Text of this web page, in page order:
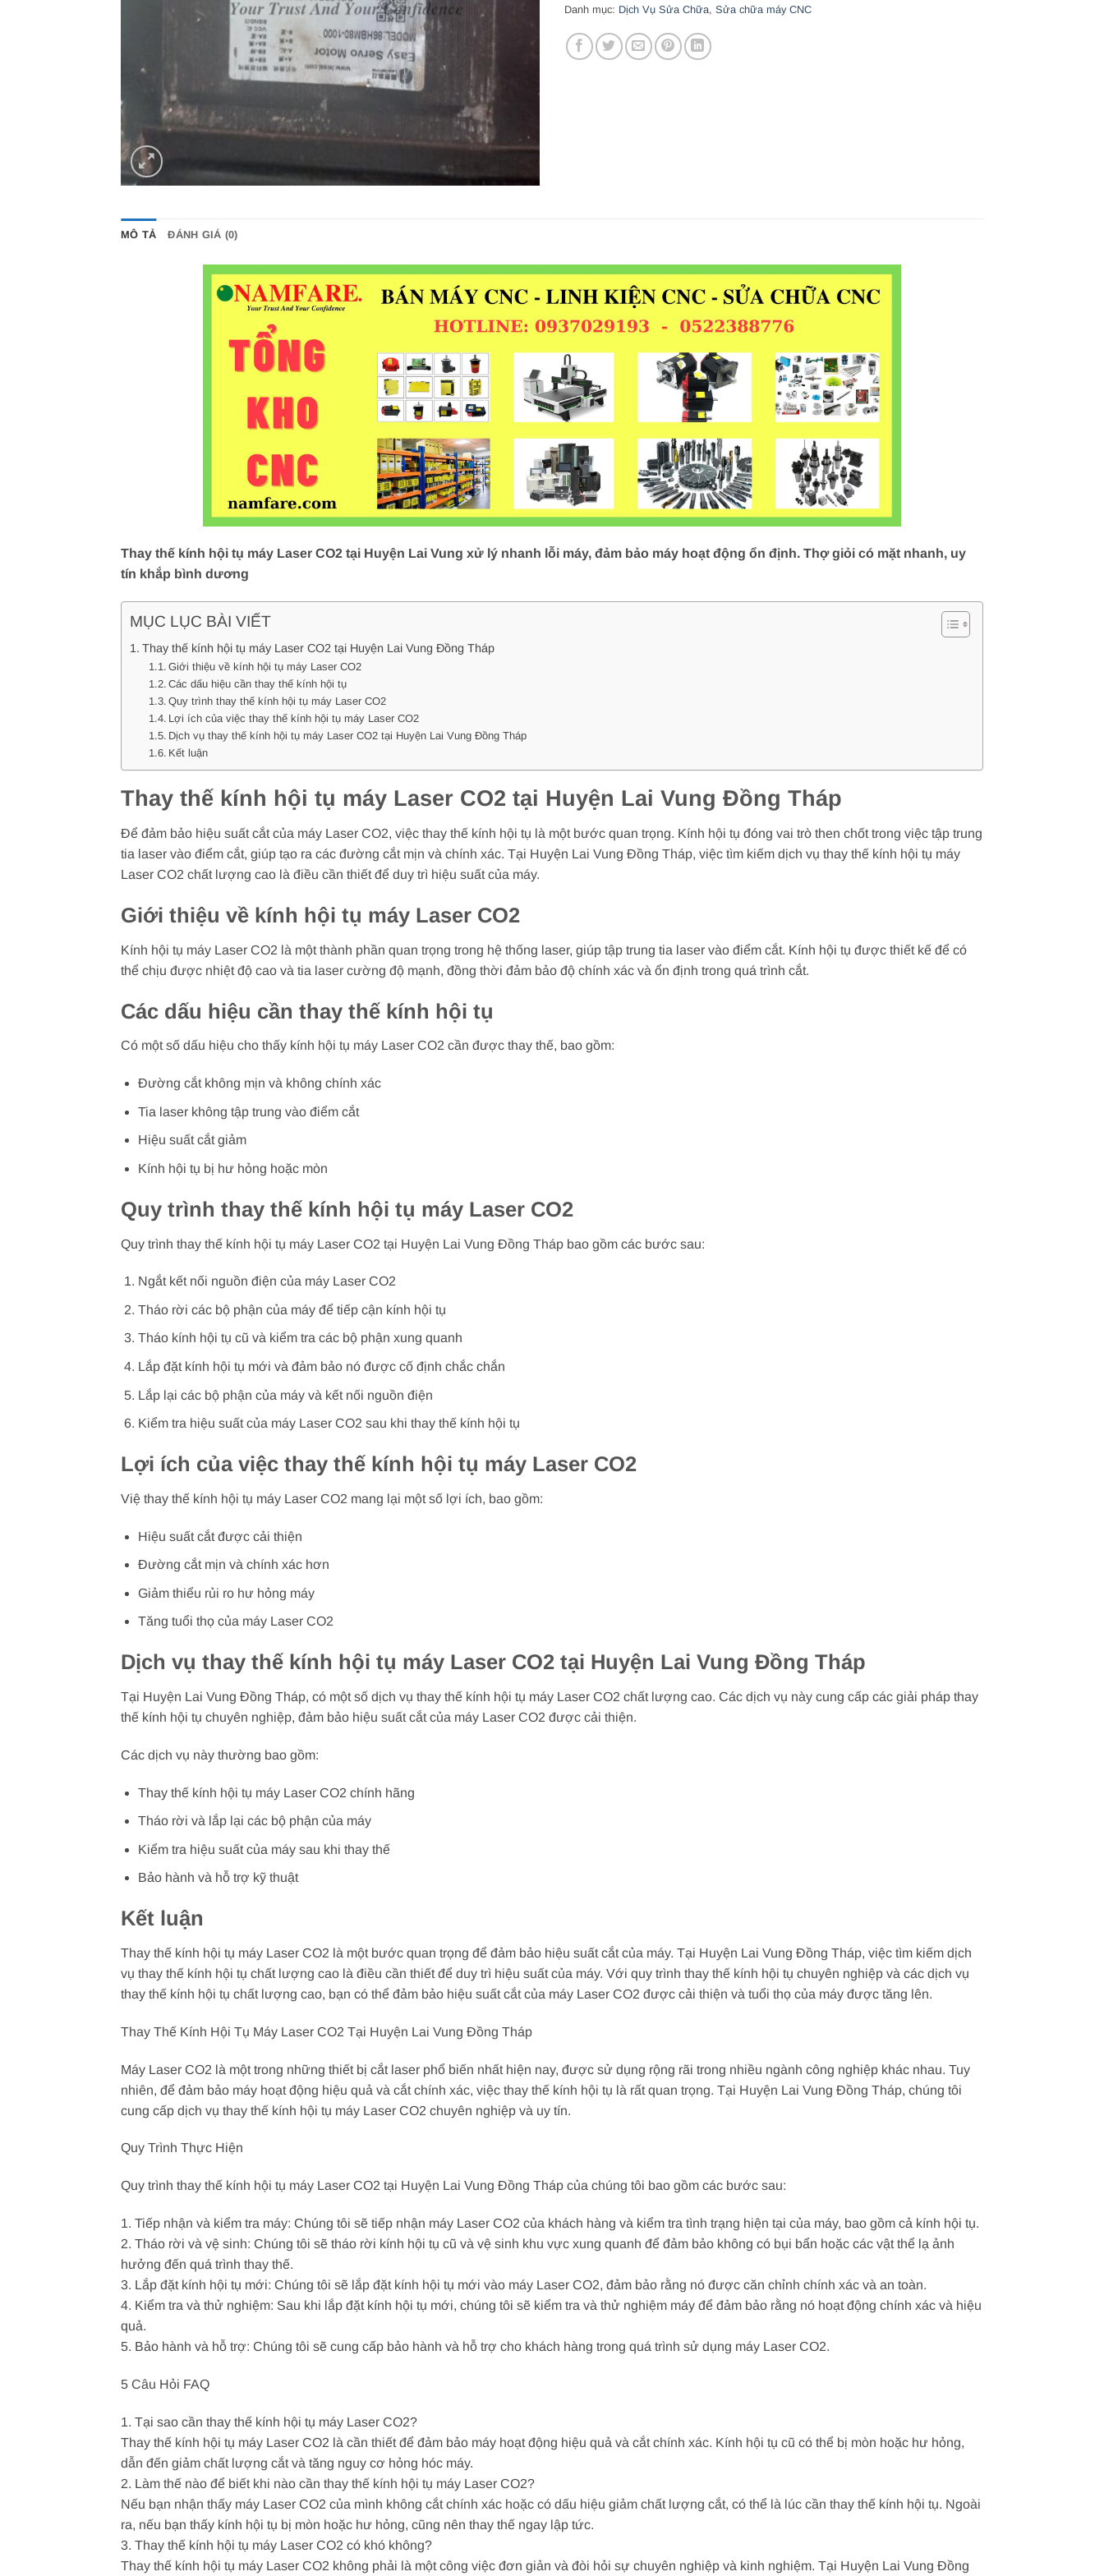
Danh mục: Dịch Vụ Sửa Chữa, Sửa chữa máy CNC
MÔ TẢ ĐÁNH GIÁ (0)
Thay thế kính hội tụ máy Laser CO2 tại Huyện Lai Vung xử lý nhanh lỗi máy, đảm bảo máy hoạt động ổn định. Thợ giỏi có mặt nhanh, uy
tín khắp bình dương
MỤC LỤC BÀI VIẾT
Thay thế kính hội tụ máy Laser CO2 tại Huyện Lai Vung Đồng Tháp
Giới thiệu về kính hội tụ máy Laser CO2
Các dấu hiệu cần thay thế kính hội tụ
Quy trình thay thế kính hội tụ máy Laser CO2
Lợi ích của việc thay thế kính hội tụ máy Laser CO2
Dịch vụ thay thế kính hội tụ máy Laser CO2 tại Huyện Lai Vung Đồng Tháp
Kết luận
Thay thế kính hội tụ máy Laser CO2 tại Huyện Lai Vung Đồng Tháp
Để đảm bảo hiệu suất cắt của máy Laser CO2, việc thay thế kính hội tụ là một bước quan trọng. Kính hội tụ đóng vai trò then chốt trong việc tập trung
tia laser vào điểm cắt, giúp tạo ra các đường cắt mịn và chính xác. Tại Huyện Lai Vung Đồng Tháp, việc tìm kiếm dịch vụ thay thế kính hội tụ máy
Laser CO2 chất lượng cao là điều cần thiết để duy trì hiệu suất của máy.
Giới thiệu về kính hội tụ máy Laser CO2
Kính hội tụ máy Laser CO2 là một thành phần quan trọng trong hệ thống laser, giúp tập trung tia laser vào điểm cắt. Kính hội tụ được thiết kế để có
thể chịu được nhiệt độ cao và tia laser cường độ mạnh, đồng thời đảm bảo độ chính xác và ổn định trong quá trình cắt.
Các dấu hiệu cần thay thế kính hội tụ
Có một số dấu hiệu cho thấy kính hội tụ máy Laser CO2 cần được thay thế, bao gồm:
Đường cắt không mịn và không chính xác
Tia laser không tập trung vào điểm cắt
Hiệu suất cắt giảm
Kính hội tụ bị hư hỏng hoặc mòn
Quy trình thay thế kính hội tụ máy Laser CO2
Quy trình thay thế kính hội tụ máy Laser CO2 tại Huyện Lai Vung Đồng Tháp bao gồm các bước sau:
Ngắt kết nối nguồn điện của máy Laser CO2
Tháo rời các bộ phận của máy để tiếp cận kính hội tụ
Tháo kính hội tụ cũ và kiểm tra các bộ phận xung quanh
Lắp đặt kính hội tụ mới và đảm bảo nó được cố định chắc chắn
Lắp lại các bộ phận của máy và kết nối nguồn điện
Kiểm tra hiệu suất của máy Laser CO2 sau khi thay thế kính hội tụ
Lợi ích của việc thay thế kính hội tụ máy Laser CO2
Việ thay thế kính hội tụ máy Laser CO2 mang lại một số lợi ích, bao gồm:
Hiệu suất cắt được cải thiện
Đường cắt mịn và chính xác hơn
Giảm thiểu rủi ro hư hỏng máy
Tăng tuổi thọ của máy Laser CO2
Dịch vụ thay thế kính hội tụ máy Laser CO2 tại Huyện Lai Vung Đồng Tháp
Tại Huyện Lai Vung Đồng Tháp, có một số dịch vụ thay thế kính hội tụ máy Laser CO2 chất lượng cao. Các dịch vụ này cung cấp các giải pháp thay
thế kính hội tụ chuyên nghiệp, đảm bảo hiệu suất cắt của máy Laser CO2 được cải thiện.
Các dịch vụ này thường bao gồm:
Thay thế kính hội tụ máy Laser CO2 chính hãng
Tháo rời và lắp lại các bộ phận của máy
Kiểm tra hiệu suất của máy sau khi thay thế
Bảo hành và hỗ trợ kỹ thuật
Kết luận
Thay thế kính hội tụ máy Laser CO2 là một bước quan trọng để đảm bảo hiệu suất cắt của máy. Tại Huyện Lai Vung Đồng Tháp, việc tìm kiếm dịch
vụ thay thế kính hội tụ chất lượng cao là điều cần thiết để duy trì hiệu suất của máy. Với quy trình thay thế kính hội tụ chuyên nghiệp và các dịch vụ
thay thế kính hội tụ chất lượng cao, bạn có thể đảm bảo hiệu suất cắt của máy Laser CO2 được cải thiện và tuổi thọ của máy được tăng lên.
Thay Thế Kính Hội Tụ Máy Laser CO2 Tại Huyện Lai Vung Đồng Tháp
Máy Laser CO2 là một trong những thiết bị cắt laser phổ biến nhất hiện nay, được sử dụng rộng rãi trong nhiều ngành công nghiệp khác nhau. Tuy
nhiên, để đảm bảo máy hoạt động hiệu quả và cắt chính xác, việc thay thế kính hội tụ là rất quan trọng. Tại Huyện Lai Vung Đồng Tháp, chúng tôi
cung cấp dịch vụ thay thế kính hội tụ máy Laser CO2 chuyên nghiệp và uy tín.
Quy Trình Thực Hiện
Quy trình thay thế kính hội tụ máy Laser CO2 tại Huyện Lai Vung Đồng Tháp của chúng tôi bao gồm các bước sau:
1. Tiếp nhận và kiểm tra máy: Chúng tôi sẽ tiếp nhận máy Laser CO2 của khách hàng và kiểm tra tình trạng hiện tại của máy, bao gồm cả kính hội tụ.
2. Tháo rời và vệ sinh: Chúng tôi sẽ tháo rời kính hội tụ cũ và vệ sinh khu vực xung quanh để đảm bảo không có bụi bẩn hoặc các vật thể lạ ảnh
hưởng đến quá trình thay thế.
3. Lắp đặt kính hội tụ mới: Chúng tôi sẽ lắp đặt kính hội tụ mới vào máy Laser CO2, đảm bảo rằng nó được căn chỉnh chính xác và an toàn.
4. Kiểm tra và thử nghiệm: Sau khi lắp đặt kính hội tụ mới, chúng tôi sẽ kiểm tra và thử nghiệm máy để đảm bảo rằng nó hoạt động chính xác và hiệu
quả.
5. Bảo hành và hỗ trợ: Chúng tôi sẽ cung cấp bảo hành và hỗ trợ cho khách hàng trong quá trình sử dụng máy Laser CO2.
5 Câu Hỏi FAQ
1. Tại sao cần thay thế kính hội tụ máy Laser CO2?
Thay thế kính hội tụ máy Laser CO2 là cần thiết để đảm bảo máy hoạt động hiệu quả và cắt chính xác. Kính hội tụ cũ có thể bị mòn hoặc hư hỏng,
dẫn đến giảm chất lượng cắt và tăng nguy cơ hỏng hóc máy.
2. Làm thế nào để biết khi nào cần thay thế kính hội tụ máy Laser CO2?
Nếu bạn nhận thấy máy Laser CO2 của mình không cắt chính xác hoặc có dấu hiệu giảm chất lượng cắt, có thể là lúc cần thay thế kính hội tụ. Ngoài
ra, nếu bạn thấy kính hội tụ bị mòn hoặc hư hỏng, cũng nên thay thế ngay lập tức.
3. Thay thế kính hội tụ máy Laser CO2 có khó không?
Thay thế kính hội tụ máy Laser CO2 không phải là một công việc đơn giản và đòi hỏi sự chuyên nghiệp và kinh nghiệm. Tại Huyện Lai Vung Đồng